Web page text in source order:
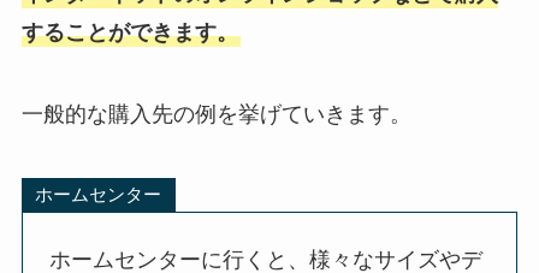
することができます。
一般的な購入先の例を挙げていきます。
ホームセンター
ホームセンターに行くと、様々なサイズやデ